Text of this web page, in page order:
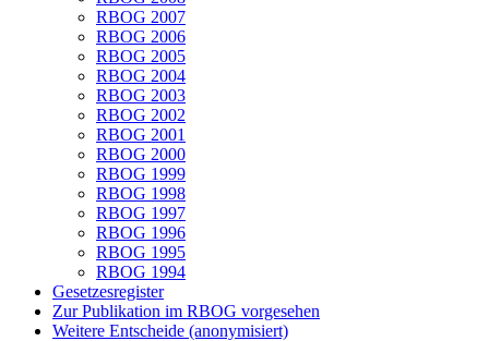
RBOG 2007
RBOG 2006
RBOG 2005
RBOG 2004
RBOG 2003
RBOG 2002
RBOG 2001
RBOG 2000
RBOG 1999
RBOG 1998
RBOG 1997
RBOG 1996
RBOG 1995
RBOG 1994
Gesetzesregister
Zur Publikation im RBOG vorgesehen
Weitere Entscheide (anonymisiert)